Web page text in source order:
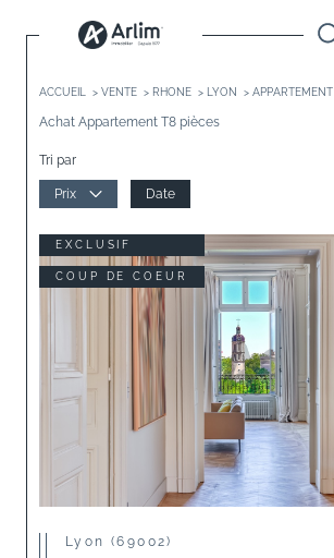
ACCUEIL VENTE RHONE LYON APPARTEMENT
Achat Appartement T8 pièces
Tri par
Prix Date
EXCLUSIF
COUP DE COEUR
Lyon (69002)